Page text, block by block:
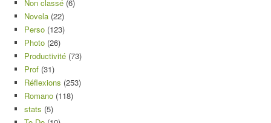
Non classé (6)
Novela (22)
Perso (123)
Photo (26)
Productivité (73)
Prof (31)
Réflexions (253)
Romano (118)
stats (5)